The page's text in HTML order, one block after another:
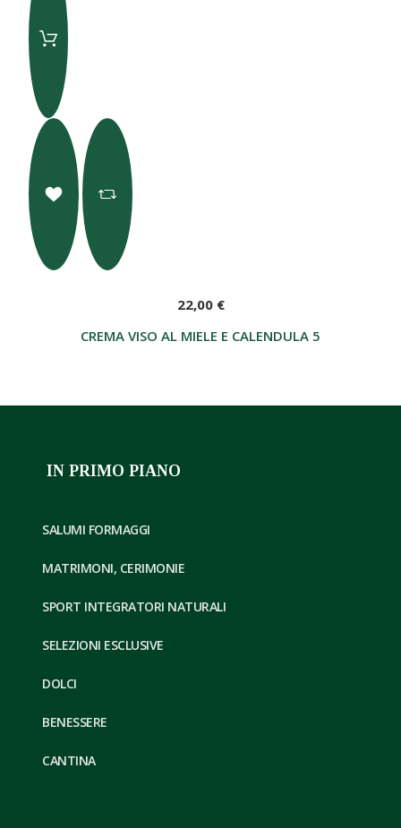
CREMA VISO AL MIELE E CALENDULA 50 ML
22,00 €
IN PRIMO PIANO
SALUMI FORMAGGI
MATRIMONI, CERIMONIE
SPORT INTEGRATORI NATURALI
SELEZIONI ESCLUSIVE
DOLCI
BENESSERE
CANTINA